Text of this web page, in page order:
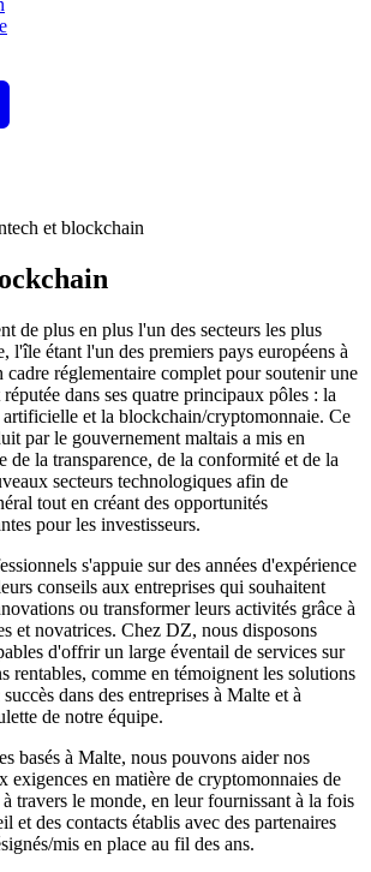
et blockchain
de plus en plus l'un des secteurs les plus
l'île étant l'un des premiers pays européens à
cadre réglementaire complet pour soutenir une
dans ses quatre principaux pôles : la
et la blockchain/cryptomonnaie. Ce
par le gouvernement maltais a mis en
de la transparence, de la conformité et de la
secteurs technologiques afin de
tout en créant des opportunités
pour les investisseurs.
s'appuie sur des années d'expérience
conseils aux entreprises qui souhaitent
ou transformer leurs activités grâce à
et novatrices. Chez DZ, nous disposons
d'offrir un large éventail de services sur
rentables, comme en témoignent les solutions
dans des entreprises à Malte et à
de notre équipe.
basés à Malte, nous pouvons aider nos
exigences en matière de cryptomonnaies de
travers le monde, en leur fournissant à la fois
et des contacts établis avec des partenaires
mis en place au fil des ans.